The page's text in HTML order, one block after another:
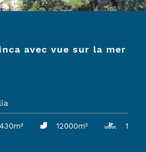
avec vue sur la mer
430m² 12000m² 1